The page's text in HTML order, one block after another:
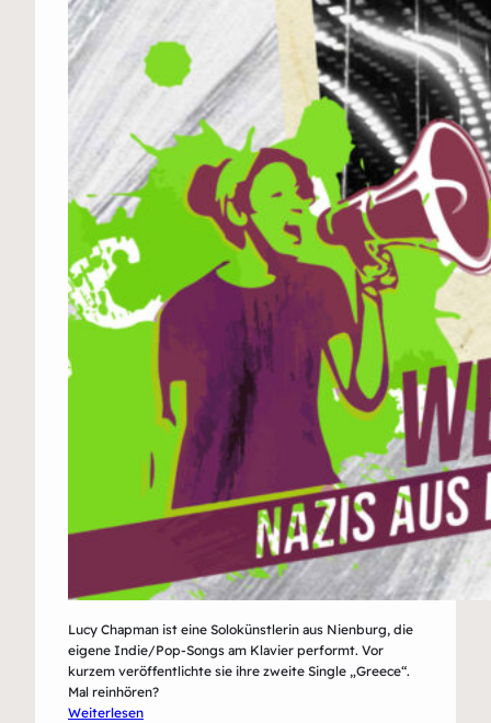
Lucy Chapman ist eine Solokünstlerin aus Nienburg, die
eigene Indie/Pop-Songs am Klavier performt. Vor
kurzem veröffentlichte sie ihre zweite Single „Greece“.
Mal reinhören?
Weiterlesen: